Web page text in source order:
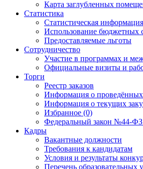
Карта заглубленных
Статистика
Статистическая информация
Использование бюджетных
Предоставляемые льготы
Сотрудничество
Участие в программах и
Официальные визиты и
Торги
Реестр заказов
Информация о проведённых
Информация о текущих
Избранное (0)
Федеральный закон №44-ФЗ
Кадры
Вакантные должности
Требования к кандидатам
Условия и результаты
Перечень образовательных